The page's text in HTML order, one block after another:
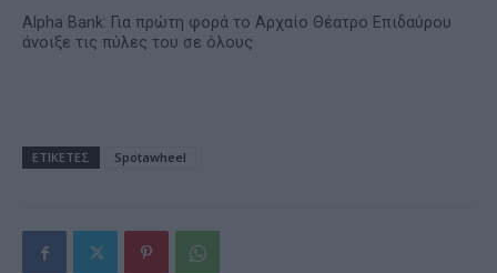
Alpha Bank: Για πρώτη φορά το Αρχαίο Θέατρο Επιδαύρου
άνοιξε τις πύλες του σε όλους
ΕΤΙΚΕΤΕΣ Spotawheel